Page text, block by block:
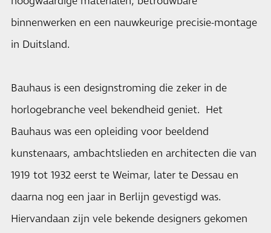
binnenwerken en een nauwkeurige precisie-montage
in Duitsland.
Bauhaus is een designstroming die zeker in de
horlogebranche veel bekendheid geniet. Het
Bauhaus was een opleiding voor beeldend
kunstenaars, ambachtslieden en architecten die van
1919 tot 1932 eerst te Weimar, later te Dessau en
daarna nog een jaar in Berlijn gevestigd was.
Hiervandaan zijn vele bekende designers gekomen